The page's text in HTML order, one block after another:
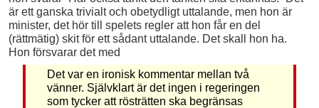
är ett ganska trivialt och obetydligt uttalande, men hon är
minister, det hör till spelets regler att hon får en del
(rättmätig) skit för ett sådant uttalande. Det skall hon ha.
Hon försvarar det med
Det var en ironisk kommentar mellan två
vänner. Självklart är det ingen i regeringen
som tycker att rösträtten ska begränsas